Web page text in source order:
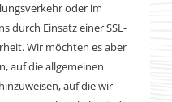
oder im
durch Einsatz einer SSL-
Wir möchten es aber
auf die allgemeinen
auf die wir